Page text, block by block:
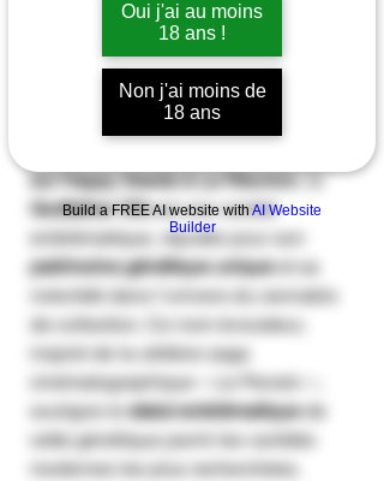
Oui j'ai au moins
18 ans !
Non j'ai moins de
18 ans
Build a FREE AI website with AI Website
Builder
Ajouter au panier
sur Happy Seeds à La Réunion, la
Godfather OGest une variété
emblématique, réputée pour son
patrimoine génétique uniqueet sa
notoriété dans l’univers du cannabis
de collection. Ce nom évocateur,
inspiré de la célèbre saga
cinématographique « Le Parrain »,
souligne lestatut emblématiquede
cette génétique parmi les variétés
modernes les plus recherchées.